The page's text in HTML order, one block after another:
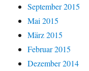
September 2015
Mai 2015
März 2015
Februar 2015
Dezember 2014